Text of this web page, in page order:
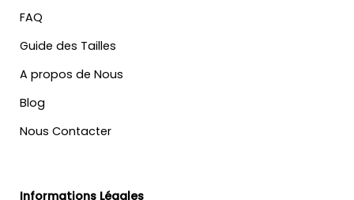
FAQ
Guide des Tailles
A propos de Nous
Blog
Nous Contacter
Informations Légales